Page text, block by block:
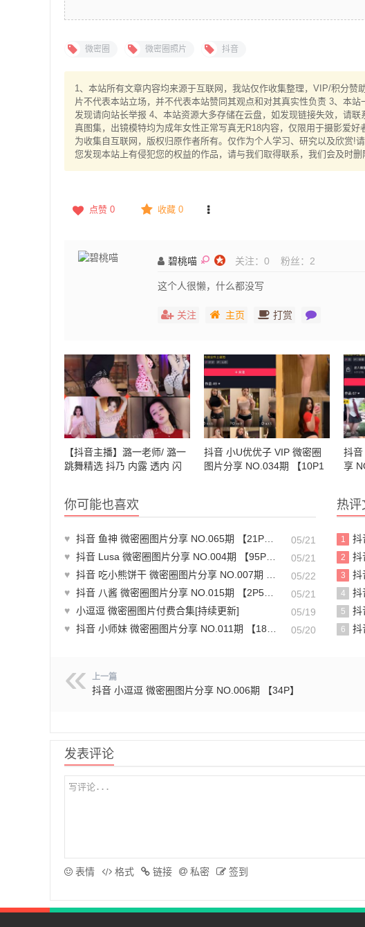
微密圈 微密圈照片 抖音
1、本站所有文章内容均来源于互联网，我站仅作收集整理，VIP/积分
片不代表本站立场，并不代表本站赞同其观点和对其真实性负责 3、本
发现请向站长举报 4、本站资源大多存储在云盘，如发现链接失效，请
真图集，出镜模特均为成年女性正常写真无R18内容，仅限用于摄影爱
为收集自互联网，版权归原作者所有。仅作为个人学习、研究以及欣赏!
您发现本站上有侵犯您的权益的作品，请与我们取得联系，我们会及时删
点赞 0 收藏 0
碧桃喵 关注： 0 粉丝： 2
这个人很懒，什么都没写
关注 主页 打赏
【抖音主播】潞一老师/ 潞一
跳舞精选 抖乃 内露 透内 闪
抖音 小U优优子 VIP 微密圈
图片分享 NO.034期 【10P1
抖音
享
你可能也喜欢
♥ 抖音 鱼神 微密圈图片分享 NO.065期 【21P】最新至：2023.12.23
05/21
♥ 抖音 Lusa 微密圈图片分享 NO.004期 【95P1V】
05/21
♥ 抖音 吃小熊饼干 微密圈图片分享 NO.007期 【16P2V】最新至：2024.3.28
05/22
♥ 抖音 八酱 微密圈图片分享 NO.015期 【2P5V】最新至：2023.12.26
05/21
♥ 小逗逗 微密圈图片付费合集[持续更新]
05/19
♥ 抖音 小师妹 微密圈图片分享 NO.011期 【18P】 05/20
热评
1 抖
2 抖
3 抖
4 抖
5 抖
6 抖
上一篇
抖音 小逗逗 微密圈图片分享 NO.006期 【34P】
发表评论
表情 格式 链接 私密 签到